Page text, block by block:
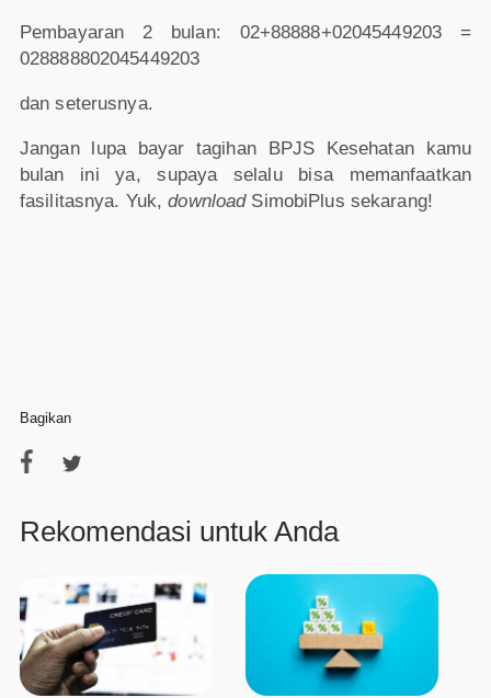
Pembayaran 2 bulan: 02+88888+02045449203 =
028888802045449203
dan seterusnya.
Jangan lupa bayar tagihan BPJS Kesehatan kamu
bulan ini ya, supaya selalu bisa memanfaatkan
fasilitasnya. Yuk,download SimobiPlus sekarang!
Bagikan
Rekomendasi untuk Anda